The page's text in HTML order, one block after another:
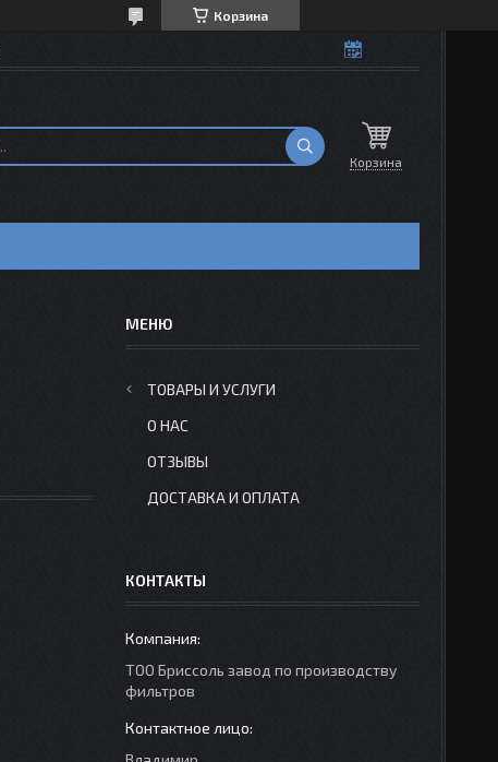
Корзина
Корзина
ТОВАРЫ И УСЛУГИ
О НАС
ОТЗЫВЫ
ДОСТАВКА И ОПЛАТА
КОНТАКТЫ
ТОО Бриссоль завод по производству
фильтров